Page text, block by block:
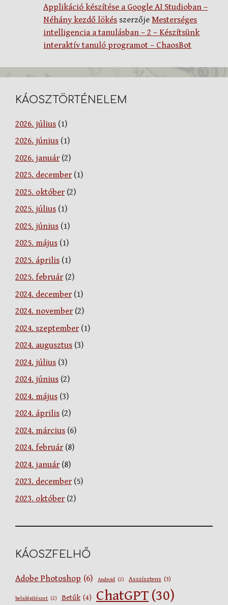
Applikáció készítése a Google AI Studioban –
Néhány kezdő lökés szerzőjeMesterséges
intelligencia a tanulásban – 2 – Készítsünk
interaktív tanuló programot – ChaosBot
KÁOSZTÖRTÉNELEM
2026. július (1)
2026. június (1)
2026. január(2)
2025. december(1)
2025. október(2)
2025. július (1)
2025. június (1)
2025. május (1)
2025. április (1)
2025. február(2)
2024. december(1)
2024. november(2)
2024. szeptember(1)
2024. augusztus (3)
2024. július (3)
2024. június (2)
2024. május (3)
2024. április (2)
2024. március (6)
2024. február(8)
2024. január(8)
2023. december(5)
2023. október(2)
KÁOSZFELHŐ
Adobe Photoshop (6) Android (2) Asszisztens (3)
belsőépítészet (2) Betűk (4) ChatGPT (30)